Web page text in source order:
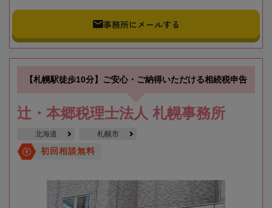
事務所にメールする
【札幌駅徒歩10分】ご安心・ご納得いただける相続税申告
辻・本郷税理士法人 札幌事務所
北海道 札幌市
初回相談無料